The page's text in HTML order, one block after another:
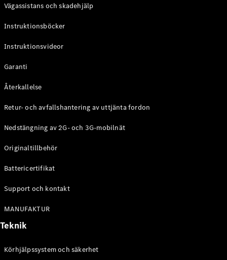
Vägassistans och skadehjälp
Instruktionsböcker
Instruktionsvideor
Garanti
Återkallelse
Retur- och avfallshantering av uttjänta fordon
Nedstängning av 2G- och 3G-mobilnät
Originaltillbehör
Battericertifikat
Support och kontakt
MANUFAKTUR
Teknik
Körhjälpssystem och säkerhet